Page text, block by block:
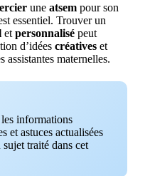
une atsem pour son
essentiel. Trouver un
et personnalisé peut
d’idées créatives et
assistantes maternelles.
informations
et astuces actualisées
traité dans cet